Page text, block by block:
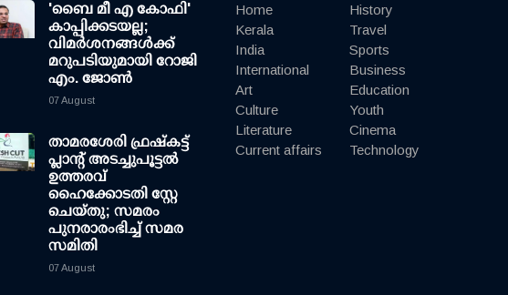
'ബൈ മീ എ കോഫി'
കാപ്പിക്കടയല്ല;
വിമര്‍ശനങ്ങള്‍ക്ക്
മറുപടിയുമായി റോജി
എം. ജോണ്‍
07 August
താമരശേരി ഫ്രഷ്കട്ട്
പ്ലാന്റ് അടച്ചുപൂട്ടൽ
ഉത്തരവ്
ഹൈക്കോടതി സ്റ്റേ
ചെയ്തു; സമരം
പുനരാരംഭിച്ച് സമര
സമിതി
07 August
Home
Kerala
India
International
Art
Culture
Literature
Current affairs
History
Travel
Sports
Business
Education
Youth
Cinema
Technology